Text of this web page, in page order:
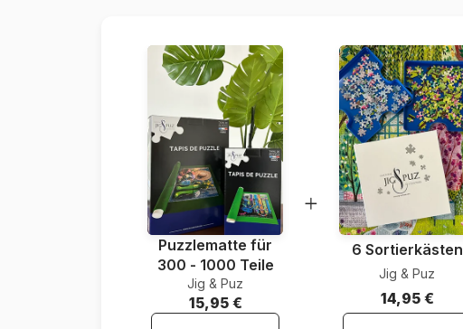
Puzzlematte für
300 - 1000 Teile
Jig & Puz
15,95 €
6 Sortierkästen
Jig & Puz
14,95 €